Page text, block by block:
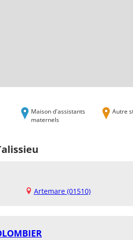
Maison d'assistants
maternels
Autre
Artemare (01510)